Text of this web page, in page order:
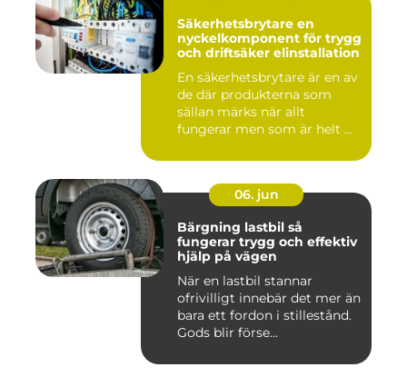
Säkerhetsbrytare en
nyckelkomponent för trygg
och driftsäker elinstallation
En säkerhetsbrytare är en av
de där produkterna som
sällan märks när allt
fungerar men som är helt ...
06. jun
Bärgning lastbil så
fungerar trygg och effektiv
hjälp på vägen
När en lastbil stannar
ofrivilligt innebär det mer än
bara ett fordon i stillestånd.
Gods blir förse...